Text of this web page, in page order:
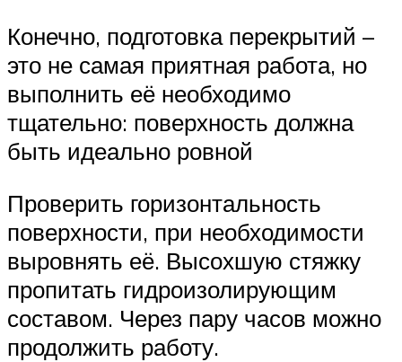
Конечно, подготовка перекрытий –
это не самая приятная работа, но
выполнить её необходимо
тщательно: поверхность должна
быть идеально ровной
Проверить горизонтальность
поверхности, при необходимости
выровнять её. Высохшую стяжку
пропитать гидроизолирующим
составом. Через пару часов можно
продолжить работу.